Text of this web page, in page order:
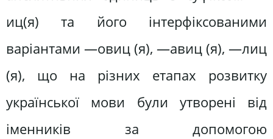
иц(я) та його інтерфіксованими
варіантами —овиц (я), —авиц (я), —лиц
(я), що на різних етапах розвитку
української мови були утворені від
іменників за допомогою